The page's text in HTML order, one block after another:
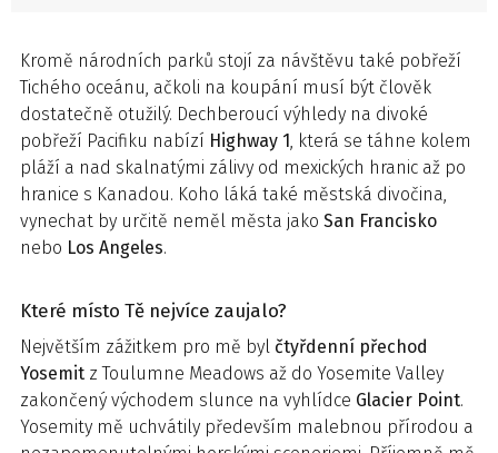
Kromě národních parků stojí za návštěvu také pobřeží
Tichého oceánu, ačkoli na koupání musí být člověk
dostatečně otužilý. Dechberoucí výhledy na divoké
pobřeží Pacifiku nabízí Highway 1, která se táhne kolem
pláží a nad skalnatými zálivy od mexických hranic až po
hranice s Kanadou. Koho láká také městská divočina,
vynechat by určitě neměl města jako San Francisko
nebo Los Angeles.
Které místo Tě nejvíce zaujalo?
Největším zážitkem pro mě byl čtyřdenní přechod
Yosemit z Toulumne Meadows až do Yosemite Valley
zakončený východem slunce na vyhlídce Glacier Point.
Yosemity mě uchvátily především malebnou přírodou a